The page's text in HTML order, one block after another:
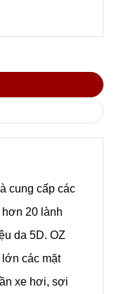
cung cấp các
hơn 20 lành
da 5D. OZ
các mặt
xe hơi, sợi